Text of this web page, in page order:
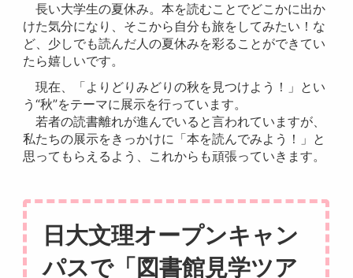
長い大学生の夏休み。本を読むことでどこかに出か
けた気分になり、そこから自分も旅をしてみたい！な
ど、少しでも読んだ人の夏休みを彩ることができてい
たら嬉しいです。
現在、「よりどりみどりの秋を見つけよう！」とい
う“秋”をテーマに展示を行っています。
若者の読書離れが進んでいると言われていますが、
私たちの展示をきっかけに「本を読んでみよう！」と
思ってもらえるよう、これからも頑張っていきます。
日大文理オープンキャン
パスで「図書館見学ツア